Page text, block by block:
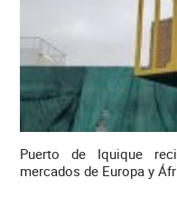
Puerto de Iquique
mercados de Europa y